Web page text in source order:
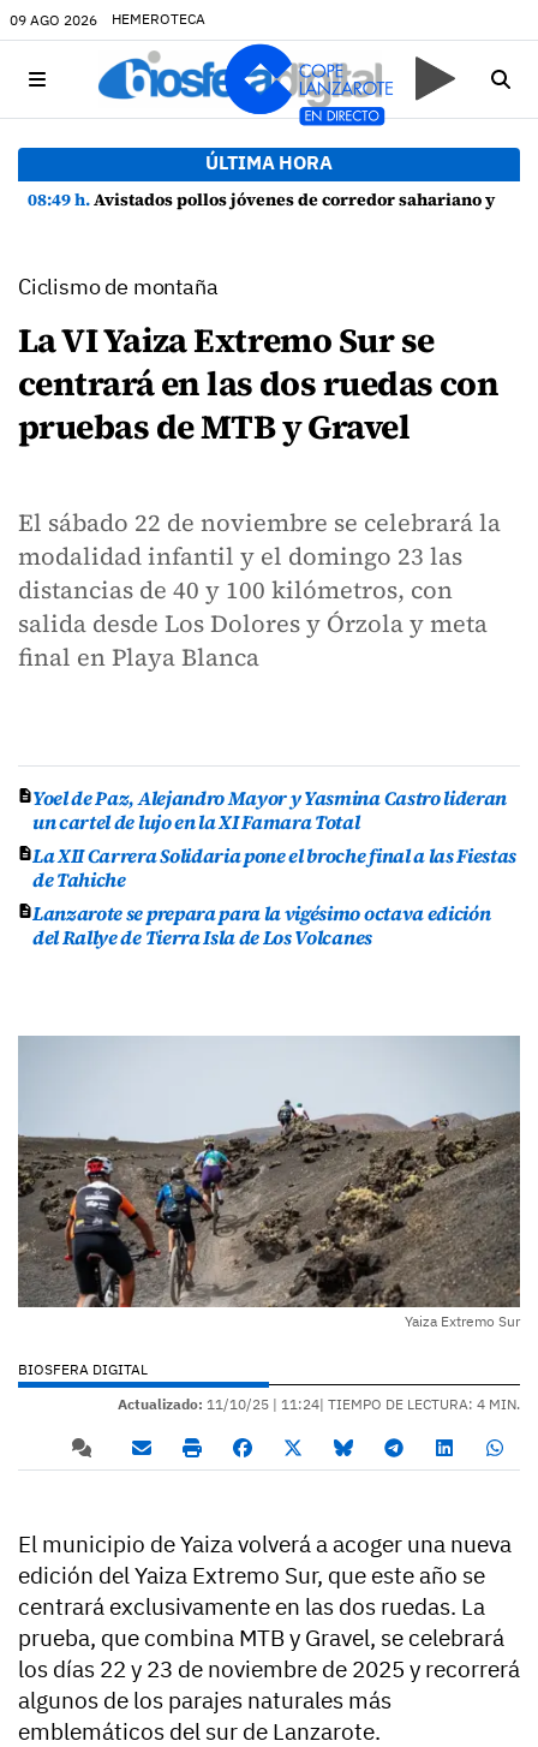
09 AGO 2026 HEMEROTECA
ÚLTIMA HORA
08:49 h.Avistados pollos jóvenes de corredor sahariano y episodios de cortejo de hubara cerca del rally de Lanzarote
Ciclismo de montaña
La VI Yaiza Extremo Sur se
centrará en las dos ruedas con
pruebas de MTB y Gravel
El sábado 22 de noviembre se celebrará la
modalidad infantil y el domingo 23 las
distancias de 40 y 100 kilómetros, con
salida desde Los Dolores y Órzola y meta
final en Playa Blanca
Yoel de Paz, Alejandro Mayor y Yasmina Castro lideran
un cartel de lujo en la XI Famara Total
La XII Carrera Solidaria pone el broche final a las Fiestas
de Tahiche
Lanzarote se prepara para la vigésimo octava edición
del Rallye de Tierra Isla de Los Volcanes
Yaiza Extremo Sur
BIOSFERA DIGITAL
Actualizado: 11/10/25 | 11:24| TIEMPO DE LECTURA: 4 MIN.
El municipio de Yaiza volverá a acoger una nueva
edición del Yaiza Extremo Sur, que este año se
centrará exclusivamente en las dos ruedas. La
prueba, que combina MTB y Gravel, se celebrará
los días 22 y 23 de noviembre de 2025 y recorrerá
algunos de los parajes naturales más
emblemáticos del sur de Lanzarote.